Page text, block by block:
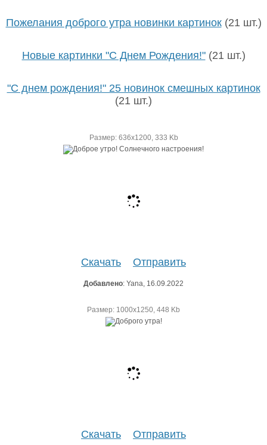
Пожелания доброго утра новинки картинок(21 шт.)
Новые картинки "С Днем Рождения!"(21 шт.)
"С днем рождения!" 25 новинок смешных картинок
(21 шт.)
Размер: 636х1200, 333 Kb
Скачать Отправить
Добавлено: Yana, 16.09.2022
Размер: 1000х1250, 448 Kb
Скачать Отправить